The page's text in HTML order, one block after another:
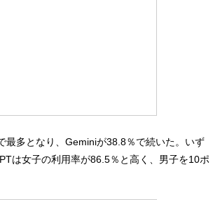
最多となり、Geminiが38.8％で続いた。いず
は女子の利用率が86.5％と高く、男子を10ポ